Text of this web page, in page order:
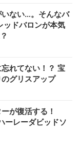
いない…。そんなバ
ッドバロンが本気
れてない！？ 宝
グリスアップ
が復活する！
ーレーダビッドソ